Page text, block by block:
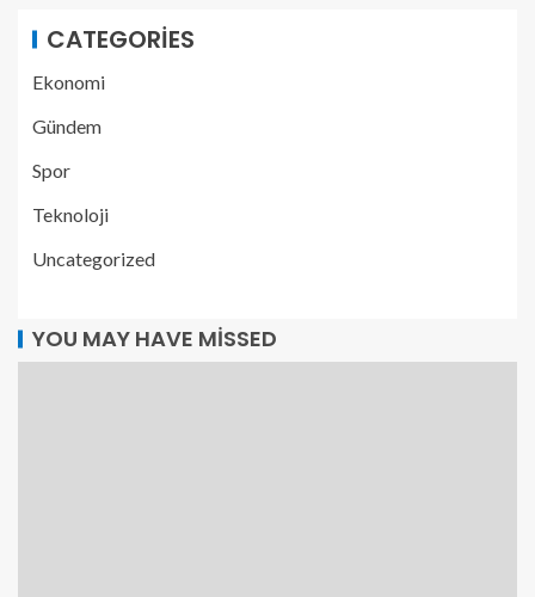
CATEGORIES
Ekonomi
Gündem
Spor
Teknoloji
Uncategorized
YOU MAY HAVE MISSED